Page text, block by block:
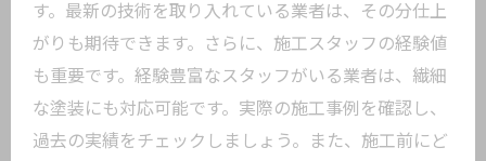
す。最新の技術を取り入れている業者は、その分仕上
がりも期待できます。さらに、施工スタッフの経験値
も重要です。経験豊富なスタッフがいる業者は、繊細
な塗装にも対応可能です。実際の施工事例を確認し、
過去の実績をチェックしましょう。また、施工前にど